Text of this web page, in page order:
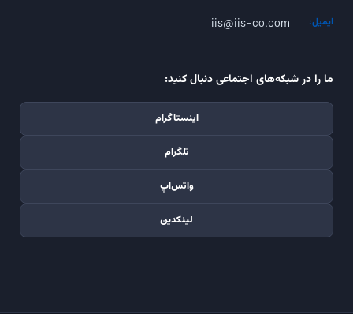
ایمیل: iis@iis-co.com
ما را در شبکه‌های اجتماعی دنبال کنید:
اینستاگرام
تلگرام
واتس‌اپ
لینکدین